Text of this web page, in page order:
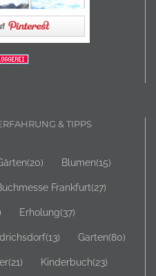
& TIPPS
(20) Blumen(15)
Frankfurt(27)
Erholung(37)
(13) Garten(80)
(21) Kinderbuch(23)